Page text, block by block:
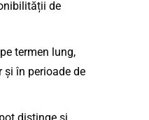
de
termen lung,
în perioade de
distinge și